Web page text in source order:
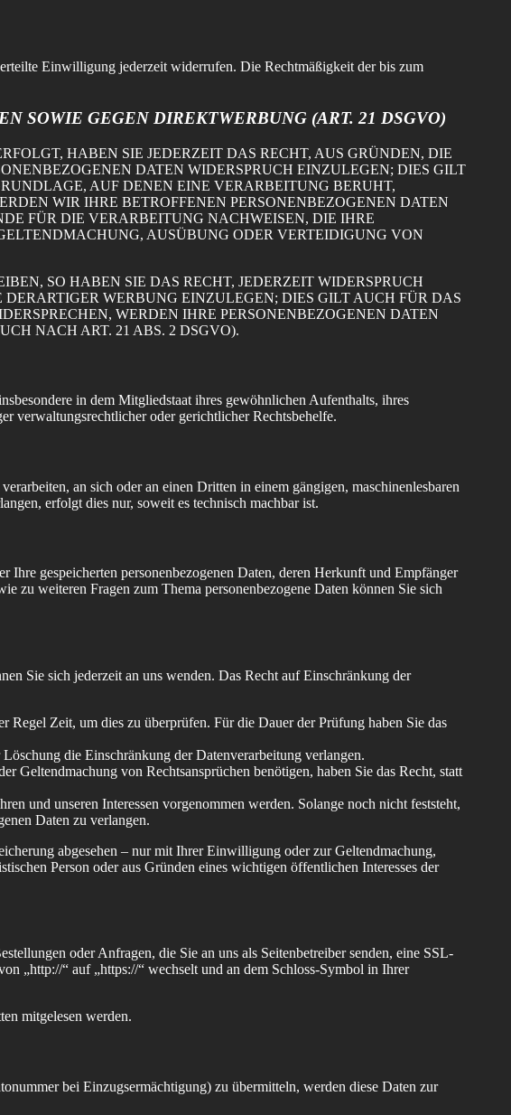
Einwilligung jederzeit widerrufen. Die Rechtmäßigkeit der bis zum
SOWIE GEGEN DIREKTWERBUNG (ART. 21 DSGVO)
HABEN SIE JEDERZEIT DAS RECHT, AUS GRÜNDEN, DIE
DATEN WIDERSPRUCH EINZULEGEN; DIES GILT
AUF DENEN EINE VERARBEITUNG BERUHT,
WIR IHRE BETROFFENEN PERSONENBEZOGENEN DATEN
FÜR DIE VERARBEITUNG NACHWEISEN, DIE IHRE
AUSÜBUNG ODER VERTEIDIGUNG VON
SO HABEN SIE DAS RECHT, JEDERZEIT WIDERSPRUCH
WERBUNG EINZULEGEN; DIES GILT AUCH FÜR DAS
WERDEN IHRE PERSONENBEZOGENEN DATEN
NACH ART. 21 ABS. 2 DSGVO).
in dem Mitgliedstaat ihres gewöhnlichen Aufenthalts, ihres
verwaltungsrechtlicher oder gerichtlicher Rechtsbehelfe.
an sich oder an einen Dritten in einem gängigen, maschinenlesbaren
erfolgt dies nur, soweit es technisch machbar ist.
Ihre gespeicherten personenbezogenen Daten, deren Herkunft und Empfänger
zu weiteren Fragen zum Thema personenbezogene Daten können Sie sich
Sie sich jederzeit an uns wenden. Das Recht auf Einschränkung der
Regel Zeit, um dies zu überprüfen. Für die Dauer der Prüfung haben Sie das
die Einschränkung der Datenverarbeitung verlangen.
Geltendmachung von Rechtsansprüchen benötigen, haben Sie das Recht, statt
und unseren Interessen vorgenommen werden. Solange noch nicht feststeht,
Daten zu verlangen.
abgesehen – nur mit Ihrer Einwilligung oder zur Geltendmachung,
Person oder aus Gründen eines wichtigen öffentlichen Interesses der
oder Anfragen, die Sie an uns als Seitenbetreiber senden, eine SSL-
„http://“ auf „https://“ wechselt und an dem Schloss-Symbol in Ihrer
mitgelesen werden.
bei Einzugsermächtigung) zu übermitteln, werden diese Daten zur